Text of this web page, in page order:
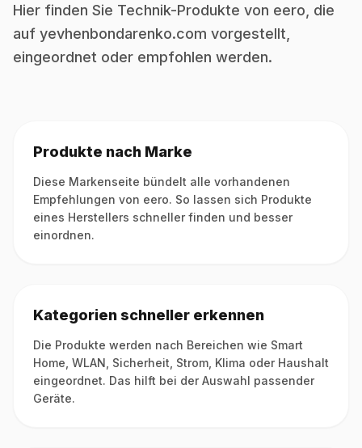
Hier finden Sie Technik-Produkte von eero, die
auf yevhenbondarenko.com vorgestellt,
eingeordnet oder empfohlen werden.
Produkte nach Marke
Diese Markenseite bündelt alle vorhandenen
Empfehlungen von eero. So lassen sich Produkte
eines Herstellers schneller finden und besser
einordnen.
Kategorien schneller erkennen
Die Produkte werden nach Bereichen wie Smart
Home, WLAN, Sicherheit, Strom, Klima oder Haushalt
eingeordnet. Das hilft bei der Auswahl passender
Geräte.